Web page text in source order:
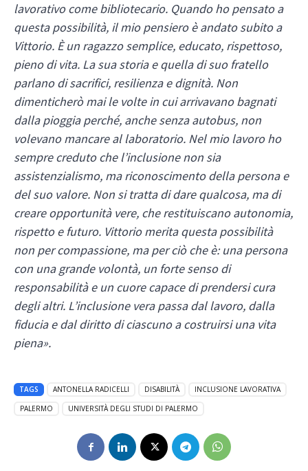
lavorativo come bibliotecario. Quando ho pensato a
questa possibilità, il mio pensiero è andato subito a
Vittorio. È un ragazzo semplice, educato, rispettoso,
pieno di vita. La sua storia e quella di suo fratello
parlano di sacrifici, resilienza e dignità. Non
dimenticherò mai le volte in cui arrivavano bagnati
dalla pioggia perché, anche senza autobus, non
volevano mancare al laboratorio. Nel mio lavoro ho
sempre creduto che l’inclusione non sia
assistenzialismo, ma riconoscimento della persona e
del suo valore. Non si tratta di dare qualcosa, ma di
creare opportunità vere, che restituiscano autonomia,
rispetto e futuro. Vittorio merita questa possibilità
non per compassione, ma per ciò che è: una persona
con una grande volontà, un forte senso di
responsabilità e un cuore capace di prendersi cura
degli altri. L’inclusione vera passa dal lavoro, dalla
fiducia e dal diritto di ciascuno a costruirsi una vita
piena».
TAGS ANTONELLA RADICELLI DISABILITÀ
INCLUSIONE LAVORATIVA
PALERMO
UNIVERSITÀ DEGLI STUDI DI PALERMO